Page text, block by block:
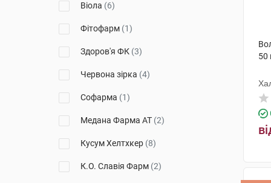
Віола (6)
Фітофарм (1)
Здоров'я ФК (3)
Червона зірка (4)
Софарма (1)
Медана Фарма АТ (2)
Кусум Хелтхкер (8)
К.О. Славія Фарм (2)
50